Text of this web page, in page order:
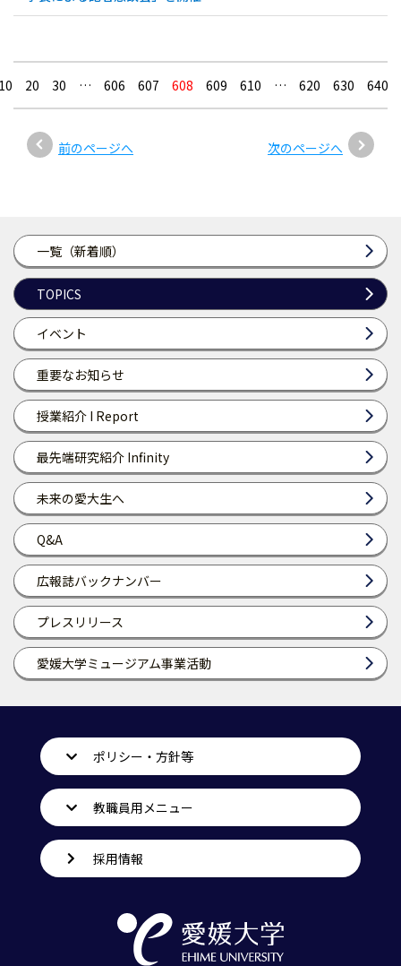
一覧（新着順）
TOPICS
イベント
重要なお知らせ
授業紹介 I Report
最先端研究紹介 Infinity
未来の愛大生へ
Q&A
広報誌バックナンバー
プレスリリース
愛媛大学ミュージアム事業活動
前のページへ
20 30 … 606 607 608 609 610 … 620 630 640
次のページへ
ポリシー・方針等
教職員用メニュー
採用情報